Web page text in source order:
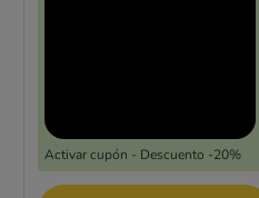
Activar cupón - Descuento -20%